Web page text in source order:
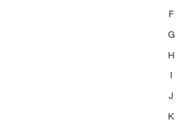
F
G
H
I
J
K